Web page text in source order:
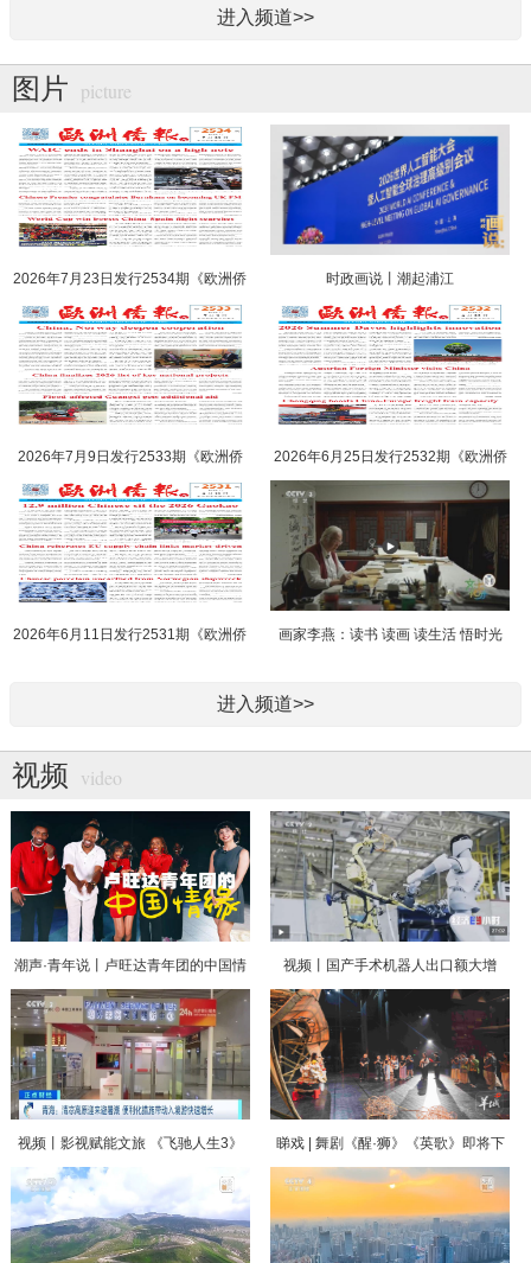
进入频道>>
图片 picture
2026年7月23日发行2534期《欧洲侨
时政画说丨潮起浦江
2026年7月9日发行2533期《欧洲侨
2026年6月25日发行2532期《欧洲侨
报》电子版
2026年6月11日发行2531期《欧洲侨
画家李燕：读书 读画 读生活 悟时光
进入频道>>
视频 video
潮声·青年说丨卢旺达青年团的中国情
缘
视频丨国产手术机器人出口额大增
330% “新新三样”圈粉全球
视频丨影视赋能文旅 《飞驰人生3》
带热青海入境避暑游
睇戏 | 舞剧《醒·狮》《英歌》即将下
南洋，羊晚记者走上舞台体验白金狮
头